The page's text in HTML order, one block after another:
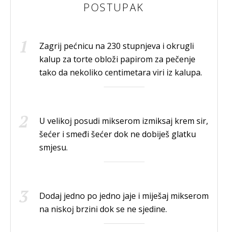
POSTUPAK
Zagrij pećnicu na 230 stupnjeva i okrugli
kalup za torte obloži papirom za pečenje
tako da nekoliko centimetara viri iz kalupa.
U velikoj posudi mikserom izmiksaj krem sir,
šećer i smeđi šećer dok ne dobiješ glatku
smjesu.
Dodaj jedno po jedno jaje i miješaj mikserom
na niskoj brzini dok se ne sjedine.